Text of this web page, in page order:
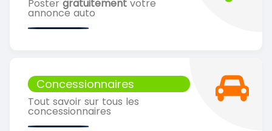
Poster gratuitement votre
annonce auto
Concessionnaires
Tout savoir sur tous les
concessionnaires